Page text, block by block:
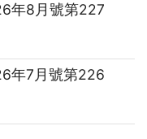
年8月號第227
年7月號第226